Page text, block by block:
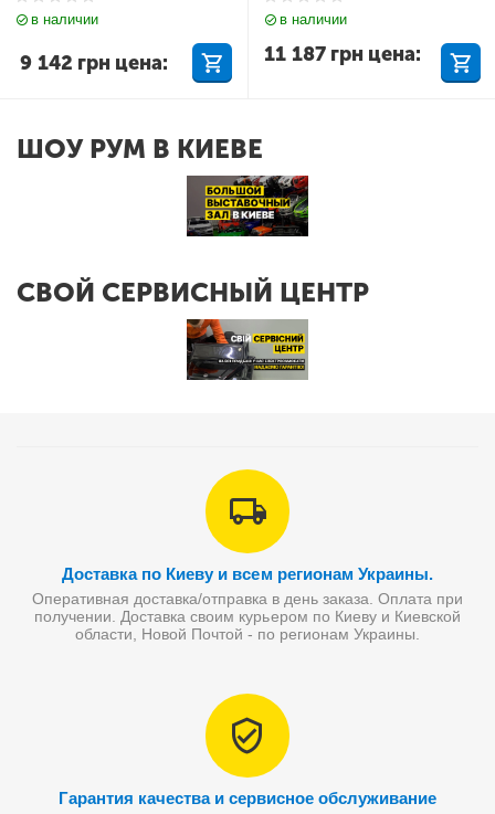
в наличии
9 142 грн цена:
в наличии
11 187 грн цена:
ШОУ РУМ В КИЕВЕ
СВОЙ СЕРВИСНЫЙ ЦЕНТР
Доставка по Киеву и всем регионам Украины.
Оперативная доставка/отправка в день заказа. Оплата при
получении. Доставка своим курьером по Киеву и Киевской
области, Новой Почтой - по регионам Украины.
Гарантия качества и сервисное обслуживание